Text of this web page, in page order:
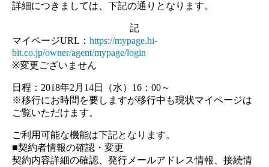
詳細につきましては、下記の通りとなります。
記
マイページURL： https://mypage.hi-
bit.co.jp/owner/agent/mypage/login
※変更ございません
日程：2018年2月14日（水）16：00～
※移行にお時間を要しますが移行中も現状マイページは
ご覧いただけます。
ご利用可能な機能は下記となります。
■契約者情報の確認・変更
契約内容詳細の確認、発行メールアドレス情報、接続情